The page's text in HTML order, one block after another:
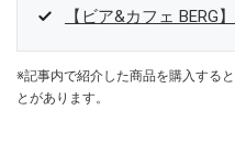
【ビア&カフェ BERG
※記事内で紹介した商品を購入する
とがあります。